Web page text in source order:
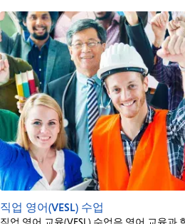
직업 영어(VESL) 수업